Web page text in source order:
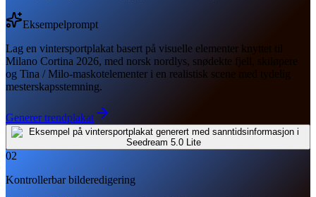
Eksempelprompt
Lag en vintersportplakat basert på visuelle elementer knyttet til
Milano Cortina 2026, med norsk nordlys, snødekte fjell, skiløpere
og Tina / Milo-maskotelementer i en realistisk scene med tydelig
mesterskapsstemning.
Generer trendplakat
02
Kontrollerbar bilderedigering